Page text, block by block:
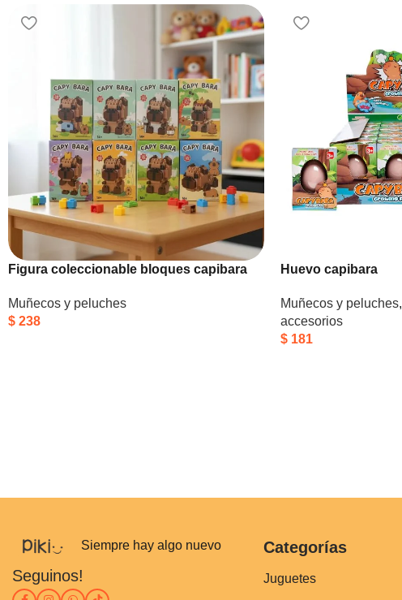
Figura coleccionable bloques capibara
Muñecos y peluches
$ 238
Huevo capibara
Muñecos y peluches,
accesorios
$ 181
Siempre hay algo nuevo
Seguinos!
Categorías
Juguetes